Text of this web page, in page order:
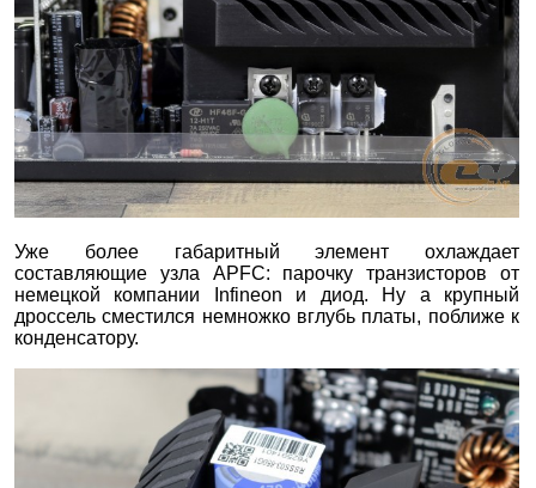
Уже более габаритный элемент охлаждает
составляющие узла APFC: парочку транзисторов от
немецкой компании Infineon и диод. Ну а крупный
дроссель сместился немножко вглубь платы, поближе к
конденсатору.